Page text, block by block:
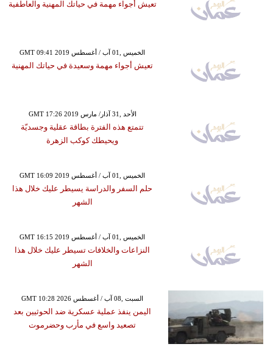
تعيش أجواء مهمة في حياتك المهنية والعاطفية
GMT 09:41 2019 الخميس ,01 آب / أغسطس
تعيش أجواء مهمة وسعيدة في حياتك المهنية
GMT 17:26 2019 الأحد ,31 آذار/ مارس
تتمتع هذه الفترة بطاقة عقلية وجسديّة
ويحيطك كوكب الزهرة
GMT 16:09 2019 الخميس ,01 آب / أغسطس
حلم السفر والدراسة يسيطر عليك خلال هذا
الشهر
GMT 16:15 2019 الخميس ,01 آب / أغسطس
النزاعات والخلافات تسيطر عليك خلال هذا
الشهر
GMT 10:28 2026 السبت ,08 آب / أغسطس
اليمن ينفذ عملية عسكرية ضد الحوثيين بعد
تصعيد واسع في مأرب وحضرموت